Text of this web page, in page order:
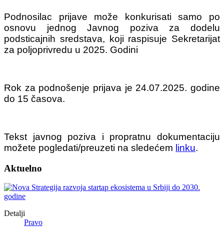
Podnosilac prijave može konkurisati samo po
osnovu jednog Javnog poziva za dodelu
podsticajnih sredstava, koji raspisuje Sekretarijat
za poljoprivredu u 2025. Godini
Rok za podnošenje prijava je 24.07.2025. godine
do 15 časova.
Tekst javnog poziva i propratnu dokumentaciju
možete pogledati/preuzeti na sledećem linku.
Aktuelno
Detalji
Pravo